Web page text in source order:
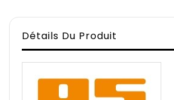
Détails Du Produit